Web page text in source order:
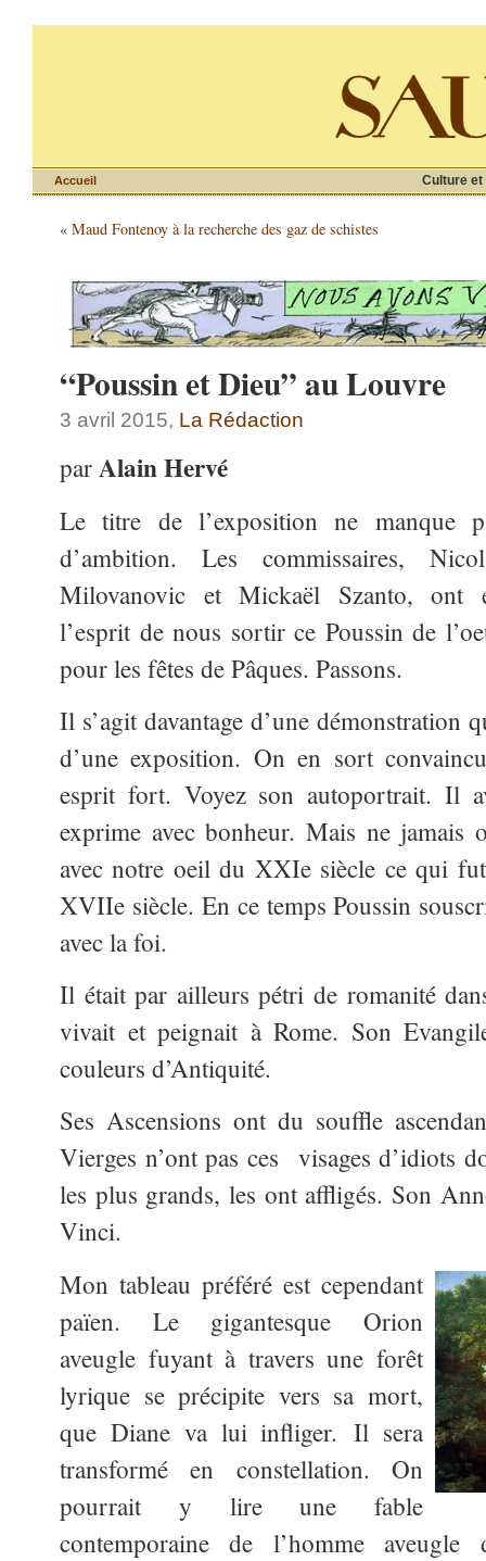
Culture et
Accueil
« Maud Fontenoy à la recherche des gaz de schistes
“Poussin et Dieu” au Louvre
3 avril 2015, La Rédaction
parAlain Hervé
Le titre de l’exposition ne manque
d’ambition. Les commissaires,
Milovanovic et Mickaël Szanto, ont
l’esprit de nous sortir ce Poussin de
pour les fêtes de Pâques. Passons.
Il s’agit davantage d’une démonstration
d’une exposition. On en sort
esprit fort. Voyez son autoportrait. Il
exprime avec bonheur. Mais ne jamais
avec notre oeil du XXIe siècle ce qui
XVIIe siècle. En ce temps Poussin
avec la foi.
Il était par ailleurs pétri de romanité
vivait et peignait à Rome. Son
couleurs d’Antiquité.
Ses Ascensions ont du souffle
Vierges n’ont pas ces visages d’idiots
les plus grands, les ont affligés. Son
Vinci.
Mon tableau préféré est cependant
païen. Le gigantesque Orion
aveugle fuyant à travers une forêt
lyrique se précipite vers sa mort,
que Diane va lui infliger. Il sera
transformé en constellation. On
pourrait y lire une fable
contemporaine de l’homme